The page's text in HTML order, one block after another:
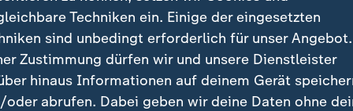
Schluss hatte es im finalen dritten Durchgang
Team-Wettkampfs plötzlich zu schneien
vor dem Sprung von Doppel-OlympiasiegerDomen
Techniken ein. Einige der eingesetzten
sind unbedingt erforderlich für unser
Zustimmung dürfen wir und unsere Dienstleister
hinaus Informationen auf deinem Gerät
oder abrufen. Dabei geben wir deine Daten ohne